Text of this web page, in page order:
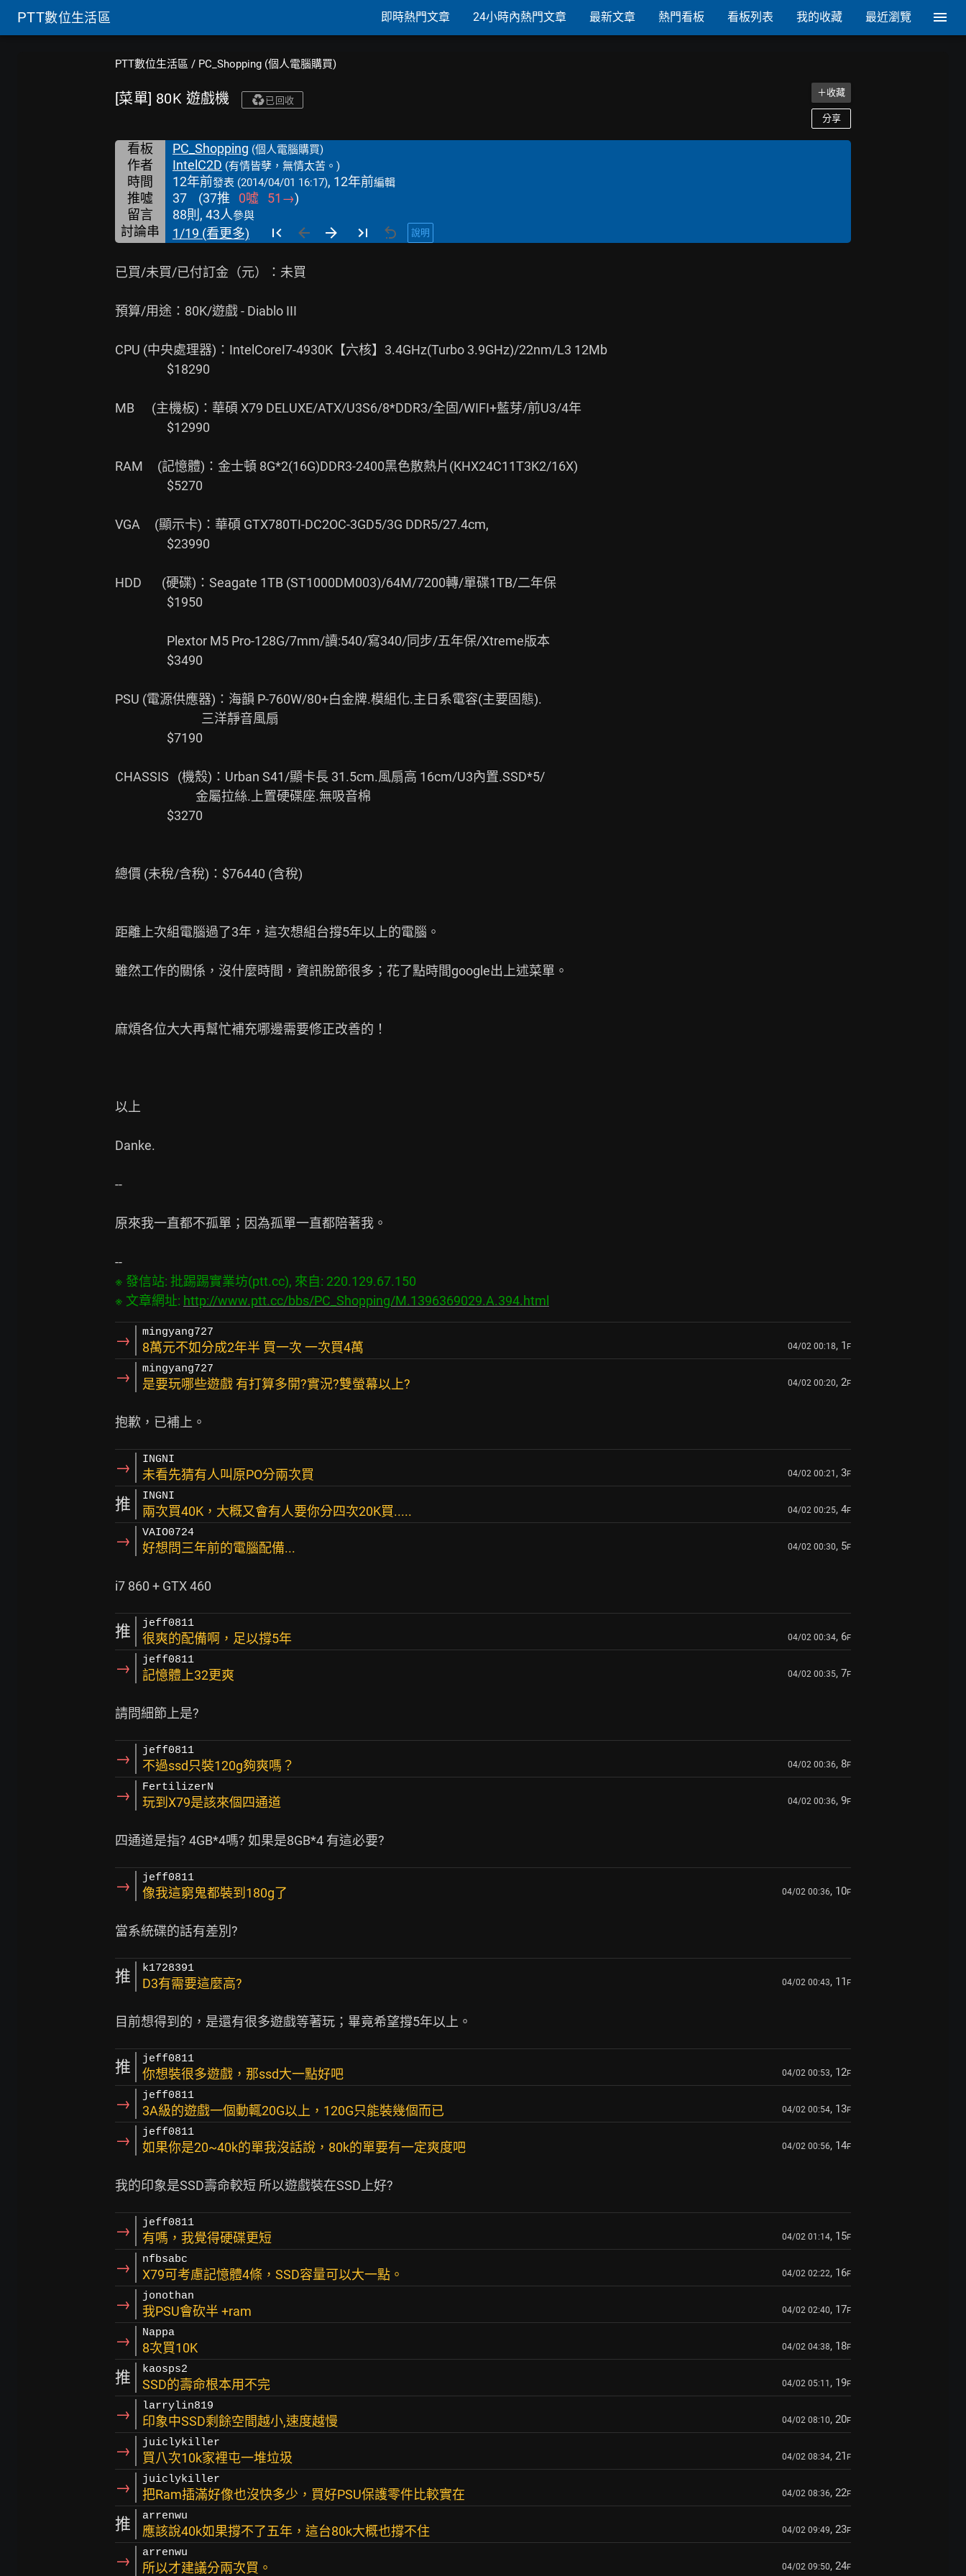
PTT數位生活區 即時熱門文章 24小時內熱門文章 最新文章 熱門看板 看板列表 我的收藏 最近瀏覽
PTT數位生活區 / PC_Shopping (個人電腦購買)
[菜單] 80K 遊戲機 已回收
＋收藏
分享
看板 PC_Shopping (個人電腦購買)
作者 IntelC2D (有情皆孽，無情太苦。)
時間 12年前發表 (2014/04/01 16:17), 12年前編輯
推噓 37 (37推 0噓 51 →)
留言
88則, 43人參與
討論串 1/19 (看更多) 說明
已買/未買/已付訂金（元）：未買
預算/用途：80K/遊戲 - Diablo III
CPU (中央處理器)：IntelCoreI7-4930K【六核】3.4GHz(Turbo 3.9GHz)/22nm/L3 12Mb
MB      (主機板)：華碩 X79 DELUXE/ATX/U3S6/8*DDR3/全固/WIFI+藍芽/前U3/4年
RAM     (記憶體)：金士頓 8G*2(16G)DDR3-2400黑色散熱片(KHX24C11T3K2/16X)
VGA     (顯示卡)：華碩 GTX780TI-DC2OC-3GD5/3G DDR5/27.4cm,
HDD       (硬碟)：Seagate 1TB (ST1000DM003)/64M/7200轉/單碟1TB/二年保
PSU (電源供應器)：海韻 P-760W/80+白金牌.模組化.主日系電容(主要固態).
CHASSIS   (機殼)：Urban S41/顯卡長 31.5cm.風扇高 16cm/U3內置.SSD*5/
總價 (未稅/含稅)：$76440 (含稅)
距離上次組電腦過了3年，這次想組台撐5年以上的電腦。
雖然工作的關係，沒什麼時間，資訊脫節很多；花了點時間google出上述菜單。
麻煩各位大大再幫忙補充哪邊需要修正改善的！
以上
Danke.
--
原來我一直都不孤單；因為孤單一直都陪著我。
※ 發信站: 批踢踢實業坊(ptt.cc), 來自: 220.129.67.150
※ 文章網址: http://www.ptt.cc/bbs/PC_Shopping/M.1396369029.A.394.html
→ mingyang727
8萬元不如分成2年半 買一次 一次買4萬 04/02 00:18, 1 F
→ mingyang727
是要玩哪些遊戲 有打算多開?實況?雙螢幕以上? 04/02 00:20, 2F
→ INGNI
未看先猜有人叫原PO分兩次買 04/02 00:21 , 3F
推 INGNI
兩次買40K，大概又會有人要你分四次20K買..... 04/02 00:25, 4F
→ VAIO0724
好想問三年前的電腦配備... 04/02 00:30, 5F
推 jeff0811
很爽的配備啊，足以撐5年 04/02 00:34, 6F
→ jeff0811
記憶體上32更爽 04/02 00:35, 7F
→ jeff0811
不過ssd只裝120g夠爽嗎？ 04/02 00:36, 8F
→ FertilizerN
玩到X79是該來個四通道 04/02 00:36, 9F
→ jeff0811
像我這窮鬼都裝到180g了 04/02 00:36, 10F
推 k1728391
D3有需要這麼高? 04/02 00:43, 11 F
推 jeff0811
你想裝很多遊戲，那ssd大一點好吧 04/02 00:53, 12F
→ jeff0811
3A級的遊戲一個動輒20G以上，120G只能裝幾個而已 04/02 00:54, 13F
→ jeff0811
如果你是20~40k的單我沒話說，80k的單要有一定爽度吧 04/02 00:56, 14F
→ jeff0811
有嗎，我覺得硬碟更短 04/02 01:14, 15F
→ nfbsabc
X79可考慮記憶體4條，SSD容量可以大一點。 04/02 02:22, 16F
→ jonothan
我PSU會砍半 +ram 04/02 02:40, 17F
→ Nappa
8次買10K 04/02 04:38, 18F
推 kaosps2
SSD的壽命根本用不完 04/02 05:11 , 19F
→ larrylin819
印象中SSD剩餘空間越小,速度越慢 04/02 08:10, 20F
→ juiclykiller
買八次10k家裡屯一堆垃圾 04/02 08:34, 21 F
→ juiclykiller
把Ram插滿好像也沒快多少，買好PSU保護零件比較實在 04/02 08:36, 22F
推 arrenwu
應該說40k如果撐不了五年，這台80k大概也撐不住 04/02 09:49, 23F
→ arrenwu
所以才建議分兩次買。 04/02 09:50, 24F